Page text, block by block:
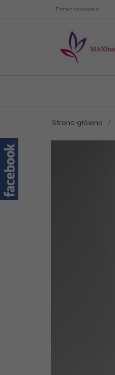
Przechowalnia
Strona główna